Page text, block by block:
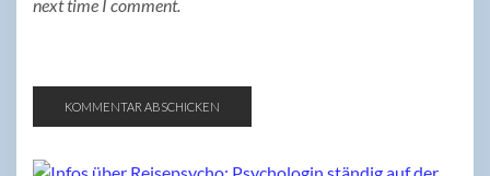
next time I comment.